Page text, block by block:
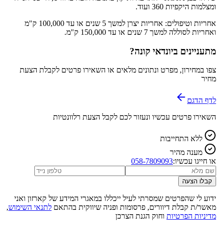
ומצלמות היקפיות 360 ועוד.
אחריות וטיפולים: אחריות יצרן למשך 5 שנים או עד 100,000 ק"מ
ואחריות לסוללה למשך 7 שנים או עד 150,000 ק"מ.
מתעניינים ביונדאי קונה?
צפו במחירון, מפרט ונתונים מלאים או השאירו פרטים לקבלת הצעת
מחיר
לדף הדגם
השאירו פרטים עכשיו ונעזור לכם לקבל הצעת רלוונטיות
ללא התחייבות
מענה מהיר
או חייגו עכשיו:058-7809093
קבלו הצעה
ידוע לי שהפרטים שמסרתי לעיל ייכללו במאגרי המידע של קארזון ואני
מאשר/ת קבלת דיוורים, פרסומות ופניה שיווקית בהתאם לתנאי השימוש,
מדיניות הפרטיות וחוק הגנת הצרכן